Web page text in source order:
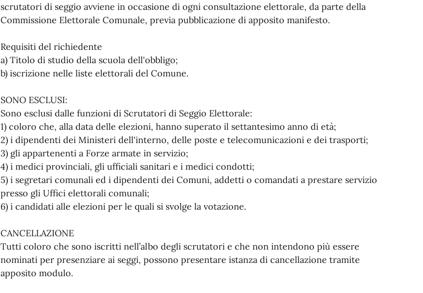
scrutatori di seggio avviene in occasione di ogni consultazione elettorale, da parte della
Commissione Elettorale Comunale, previa pubblicazione di apposito manifesto.
Requisiti del richiedente
a) Titolo di studio della scuola dell'obbligo;
b) iscrizione nelle liste elettorali del Comune.
SONO ESCLUSI:
Sono esclusi dalle funzioni di Scrutatori di Seggio Elettorale:
1) coloro che, alla data delle elezioni, hanno superato il settantesimo anno di età;
2) i dipendenti dei Ministeri dell'interno, delle poste e telecomunicazioni e dei trasporti;
3) gli appartenenti a Forze armate in servizio;
4) i medici provinciali, gli ufficiali sanitari e i medici condotti;
5) i segretari comunali ed i dipendenti dei Comuni, addetti o comandati a prestare servizio
presso gli Uffici elettorali comunali;
6) i candidati alle elezioni per le quali si svolge la votazione.
CANCELLAZIONE
Tutti coloro che sono iscritti nell’albo degli scrutatori e che non intendono più essere
nominati per presenziare ai seggi, possono presentare istanza di cancellazione tramite
apposito modulo.